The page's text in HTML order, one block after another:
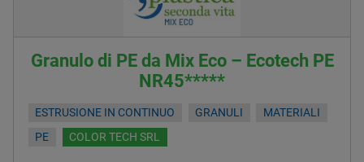
Granulo di PE da Mix Eco – Ecotech PE
NR45*****
ESTRUSIONE IN CONTINUO GRANULI
MATERIALI
PE
COLOR TECH SRL